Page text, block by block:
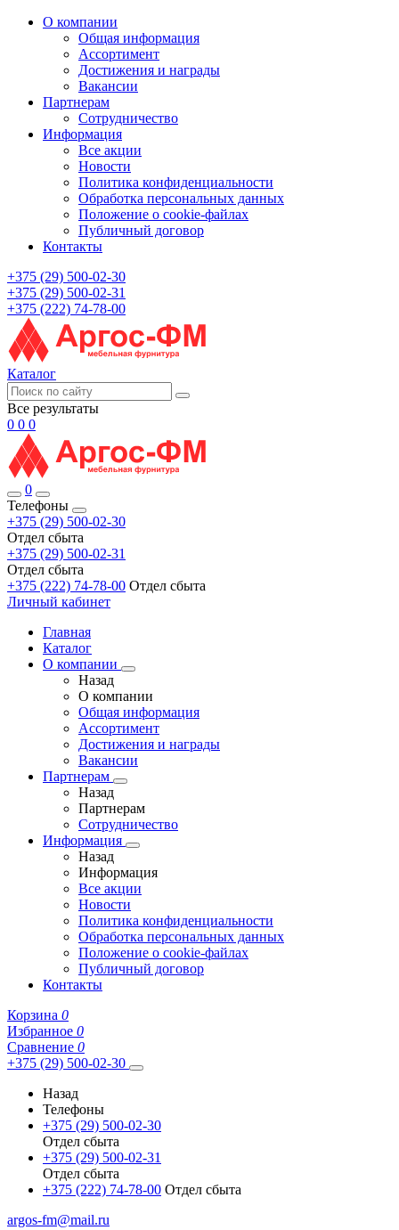
О компании
Общая информация
Ассортимент
Достижения и награды
Вакансии
Партнерам
Сотрудничество
Информация
Все акции
Новости
Политика конфиденциальности
Обработка персональных данных
Положение о cookie-файлах
Публичный договор
Контакты
+375 (29) 500-02-30
+375 (29) 500-02-31
+375 (222) 74-78-00
Каталог
Все результаты
0 0 0
0
Телефоны
+375 (29) 500-02-30
Отдел сбыта
+375 (29) 500-02-31
Отдел сбыта
+375 (222) 74-78-00 Отдел сбыта
Личный кабинет
Главная
Каталог
О компании
Назад
О компании
Общая информация
Ассортимент
Достижения и награды
Вакансии
Партнерам
Назад
Партнерам
Сотрудничество
Информация
Назад
Информация
Все акции
Новости
Политика конфиденциальности
Обработка персональных данных
Положение о cookie-файлах
Публичный договор
Контакты
Корзина 0
Избранное 0
Сравнение 0
+375 (29) 500-02-30
Назад
Телефоны
+375 (29) 500-02-30
Отдел сбыта
+375 (29) 500-02-31
Отдел сбыта
+375 (222) 74-78-00 Отдел сбыта
argos-fm@mail.ru